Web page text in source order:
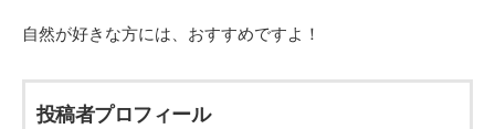
自然が好きな方には、おすすめですよ！
投稿者プロフィール